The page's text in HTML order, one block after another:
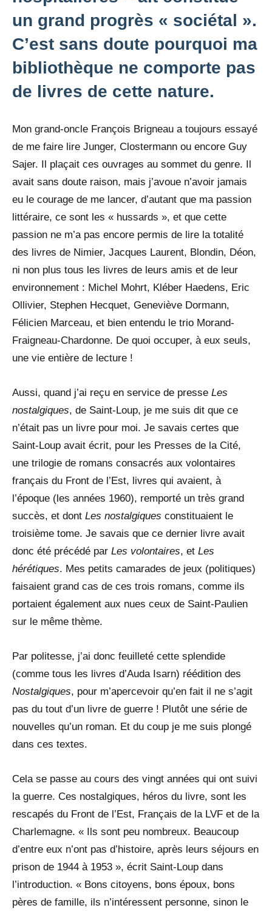
un grand progrès « sociétal ».
C’est sans doute pourquoi ma
bibliothèque ne comporte pas
de livres de cette nature.
Mon grand-oncle François Brigneau a toujours essayé
de me faire lire Junger, Clostermann ou encore Guy
Sajer. Il plaçait ces ouvrages au sommet du genre. Il
avait sans doute raison, mais j’avoue n’avoir jamais
eu le courage de me lancer, d’autant que ma passion
littéraire, ce sont les « hussards », et que cette
passion ne m’a pas encore permis de lire la totalité
des livres de Nimier, Jacques Laurent, Blondin, Déon,
ni non plus tous les livres de leurs amis et de leur
environnement : Michel Mohrt, Kléber Haedens, Eric
Ollivier, Stephen Hecquet, Geneviève Dormann,
Félicien Marceau, et bien entendu le trio Morand-
Fraigneau-Chardonne. De quoi occuper, à eux seuls,
une vie entière de lecture !
Aussi, quand j’ai reçu en service de presse Les
nostalgiques, de Saint-Loup, je me suis dit que ce
n’était pas un livre pour moi. Je savais certes que
Saint-Loup avait écrit, pour les Presses de la Cité,
une trilogie de romans consacrés aux volontaires
français du Front de l’Est, livres qui avaient, à
l’époque (les années 1960), remporté un très grand
succès, et dont Les nostalgiques constituaient le
troisième tome. Je savais que ce dernier livre avait
donc été précédé par Les volontaires, et Les
hérétiques. Mes petits camarades de jeux (politiques)
faisaient grand cas de ces trois romans, comme ils
portaient également aux nues ceux de Saint-Paulien
sur le même thème.
Par politesse, j’ai donc feuilleté cette splendide
(comme tous les livres d’Auda Isarn) réédition des
Nostalgiques, pour m’apercevoir qu’en fait il ne s’agit
pas du tout d’un livre de guerre ! Plutôt une série de
nouvelles qu’un roman. Et du coup je me suis plongé
dans ces textes.
Cela se passe au cours des vingt années qui ont suivi
la guerre. Ces nostalgiques, héros du livre, sont les
rescapés du Front de l’Est, Français de la LVF et de la
Charlemagne. « Ils sont peu nombreux. Beaucoup
d’entre eux n’ont pas d’histoire, après leurs séjours en
prison de 1944 à 1953 », écrit Saint-Loup dans
l’introduction. « Bons citoyens, bons époux, bons
pères de famille, ils n’intéressent personne, sinon le